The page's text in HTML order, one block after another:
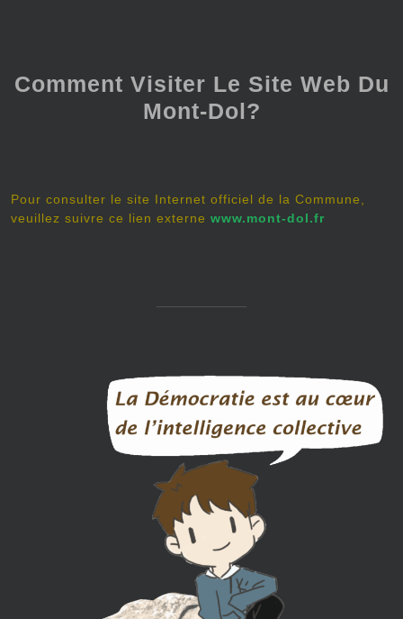
Comment Visiter Le Site Web Du
Mont-Dol?
Pour consulter le site Internet officiel de la Commune,
veuillez suivre ce lien externe www.mont-dol.fr